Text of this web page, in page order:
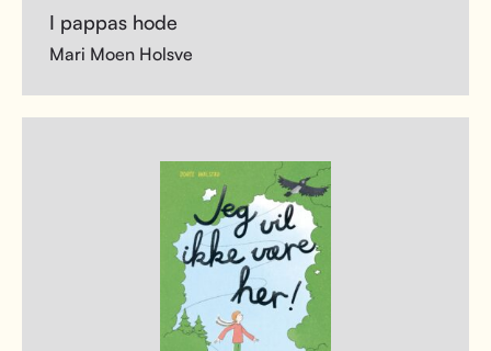
I pappas hode
Mari Moen Holsve